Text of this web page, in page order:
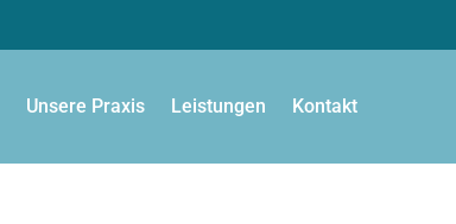
Unsere Praxis Leistungen Kontakt